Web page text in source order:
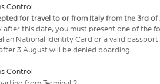
Control
for travel to or from Italy from the 3rd of
this date, you must present one of the
National Identity Card or a valid
3 August will be denied boarding.
Control